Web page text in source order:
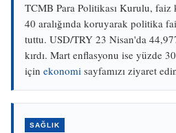
TCMB Para Politikası Kurulu,
40 aralığında koruyarak politika
tuttu. USD/TRY 23 Nisan'da
kırdı. Mart enflasyonu ise yüzde
için ekonomi sayfamızı ziyaret
SAĞLIK